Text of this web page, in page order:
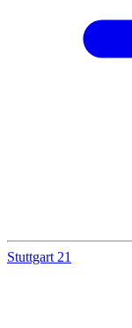
Stuttgart 21